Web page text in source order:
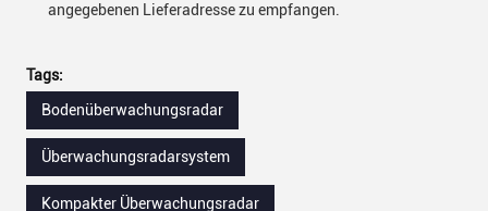
angegebenen Lieferadresse zu empfangen.
Tags:
Bodenüberwachungsradar
Überwachungsradarsystem
Kompakter Überwachungsradar